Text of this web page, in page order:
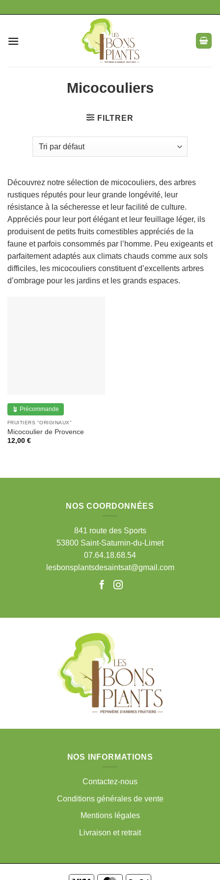
Micocouliers
FILTRER
Découvrez notre sélection de micocouliers, des arbres
rustiques réputés pour leur grande longévité, leur
résistance à la sécheresse et leur facilité de culture.
Appréciés pour leur port élégant et leur feuillage léger, ils
produisent de petits fruits comestibles appréciés de la
faune et parfois consommés par l’homme. Peu exigeants et
parfaitement adaptés aux climats chauds comme aux sols
difficiles, les micocouliers constituent d’excellents arbres
d’ombrage pour les jardins et les grands espaces.
🪴 Précommande
FRUITIERS "ORIGINAUX"
Micocoulier de Provence
12,00 €
NOS COORDONNÉES
841 route des Sports
53800 Saint-Saturnin-du-Limet
07.64.18.68.54
lesbonsplantsdesaintsat@gmail.com
NOS INFORMATIONS
Contactez-nous
Conditions générales de vente
Mentions légales
Livraison et retrait